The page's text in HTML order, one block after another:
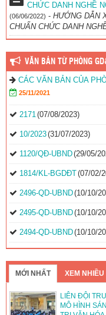
CHỨC DANH NGHỀ
(06/06/2022) - HƯỚNG DẪN
CHUẨN CHỨC DANH
VĂN BẢN TỪ PHÒNG
CÁC VĂN BẢN CỦA
25/11/2021
2171(07/08/2023)
10/2023(31/07/2023)
1120/QĐ-UBND(29/05/
1814/KL-BGDĐT(07/02/
2496-QD-UBND(10/10/
2495-QD-UBND(10/10/
2494-QD-UBND(10/10/
888/TB-UBND(31/08/
2397/QĐ-UBND(26/08/
31/2022/NQ-HĐND (16/
MỚI NHẤT XEM NHIỀU
LIÊN ĐỘI
MÔ HÌNH